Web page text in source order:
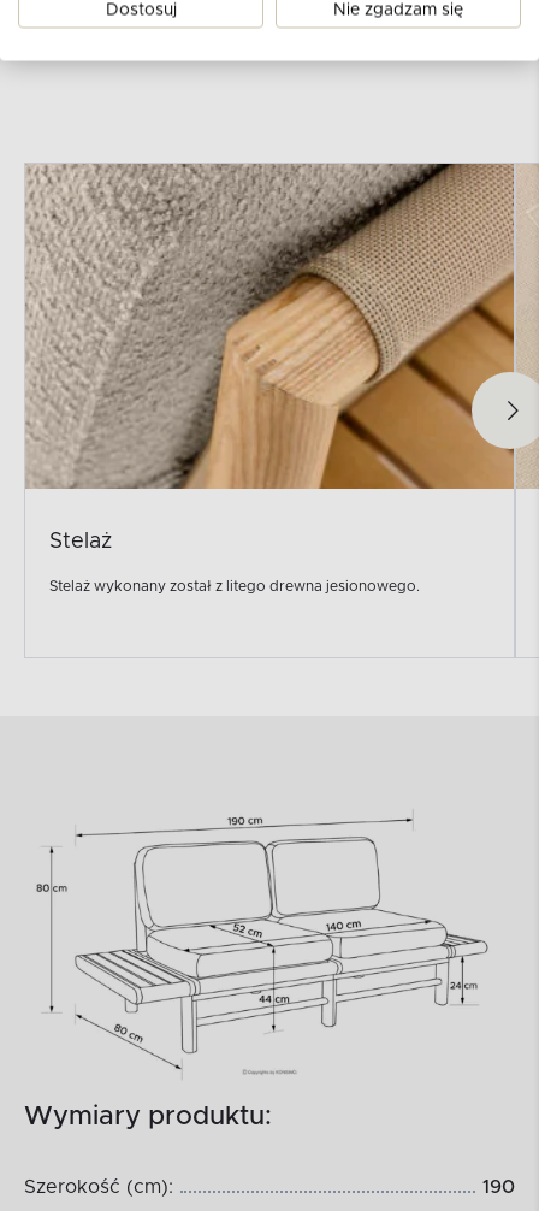
na dowolne zmontowanie mebla według
Stelaż
Stelaż wykonany został z litego drewna jesionowego.
Wymiary produktu:
Szerokość (cm): 190
Dostosuj Nie zgadzam się